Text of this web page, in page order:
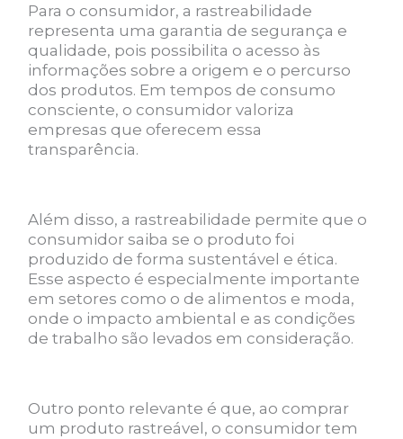
Para o consumidor, a rastreabilidade
representa uma garantia de segurança e
qualidade, pois possibilita o acesso às
informações sobre a origem e o percurso
dos produtos. Em tempos de consumo
consciente, o consumidor valoriza
empresas que oferecem essa
transparência.
Além disso, a rastreabilidade permite que o
consumidor saiba se o produto foi
produzido de forma sustentável e ética.
Esse aspecto é especialmente importante
em setores como o de alimentos e moda,
onde o impacto ambiental e as condições
de trabalho são levados em consideração.
Outro ponto relevante é que, ao comprar
um produto rastreável, o consumidor tem